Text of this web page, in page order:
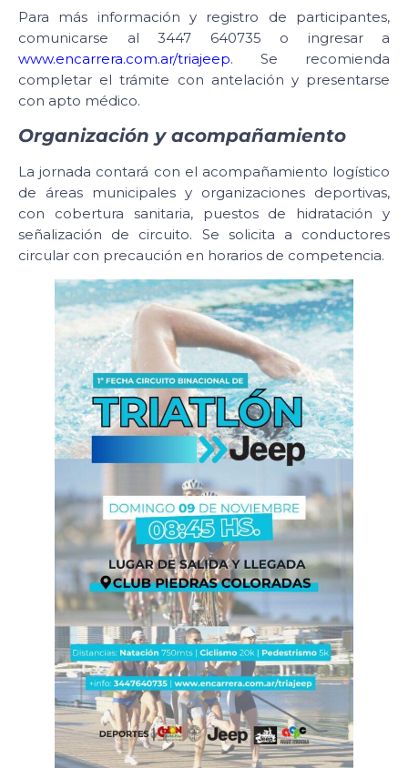
Para más información y registro de participantes,
comunicarse al 3447 640735 o ingresar a
www.encarrera.com.ar/triajeep. Se recomienda
completar el trámite con antelación y presentarse
con apto médico.
Organización y acompañamiento
La jornada contará con el acompañamiento logístico
de áreas municipales y organizaciones deportivas,
con cobertura sanitaria, puestos de hidratación y
señalización de circuito. Se solicita a conductores
circular con precaución en horarios de competencia.